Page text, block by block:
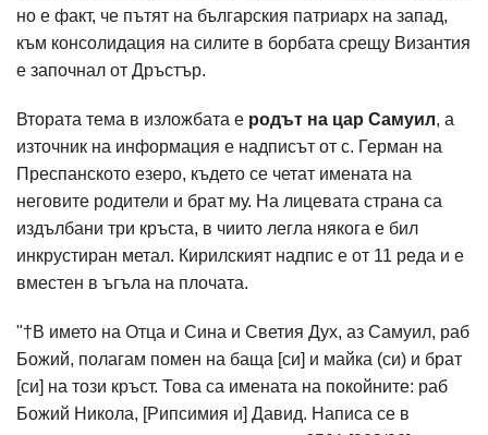
но е факт, че пътят на българския патриарх на запад,
към консолидация на силите в борбата срещу Византия
е започнал от Дръстър.
Втората тема в изложбата е родът на цар Самуил, а
източник на информация е надписът от с. Герман на
Преспанското езеро, където се четат имената на
неговите родители и брат му. На лицевата страна са
издълбани три кръста, в чиито легла някога е бил
инкрустиран метал. Кирилският надпис е от 11 реда и е
вместен в ъгъла на плочата.
"†В името на Отца и Сина и Светия Дух, аз Самуил, раб
Божий, полагам помен на баща [си] и майка (си) и брат
[си] на този кръст. Това са имената на покойните: раб
Божий Никола, [Рипсимия и] Давид. Написа се в